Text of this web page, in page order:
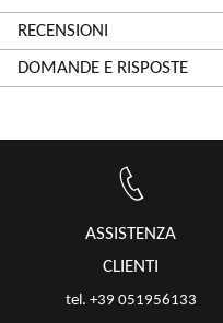
RECENSIONI
DOMANDE E RISPOSTE
ASSISTENZA
CLIENTI
tel. +39 051956133